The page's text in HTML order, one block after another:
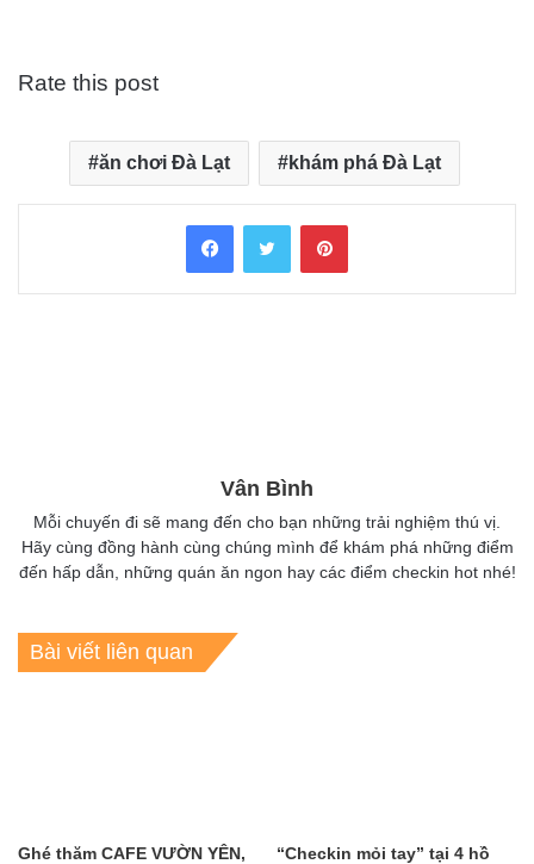
Rate this post
ăn chơi Đà Lạt khám phá Đà Lạt
FacebookTwitter Pinterest
Vân Bình
Mỗi chuyến đi sẽ mang đến cho bạn những trải nghiệm thú vị.
Hãy cùng đồng hành cùng chúng mình để khám phá những điểm
đến hấp dẫn, những quán ăn ngon hay các điểm checkin hot nhé!
Bài viết liên quan
Ghé thăm CAFE VƯỜN YÊN, “Checkin mỏi tay” tại 4 hồ